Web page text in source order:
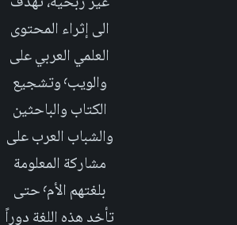
الى إثراء المحتوى
العلمي العربي على
والويب٬ وتشجيع
الكتاب والباحثين
والشباب العرب على
مشاركة المعلومة
بلغتهم الأم٬ حتى
تأخد هذه اللغة دوراً